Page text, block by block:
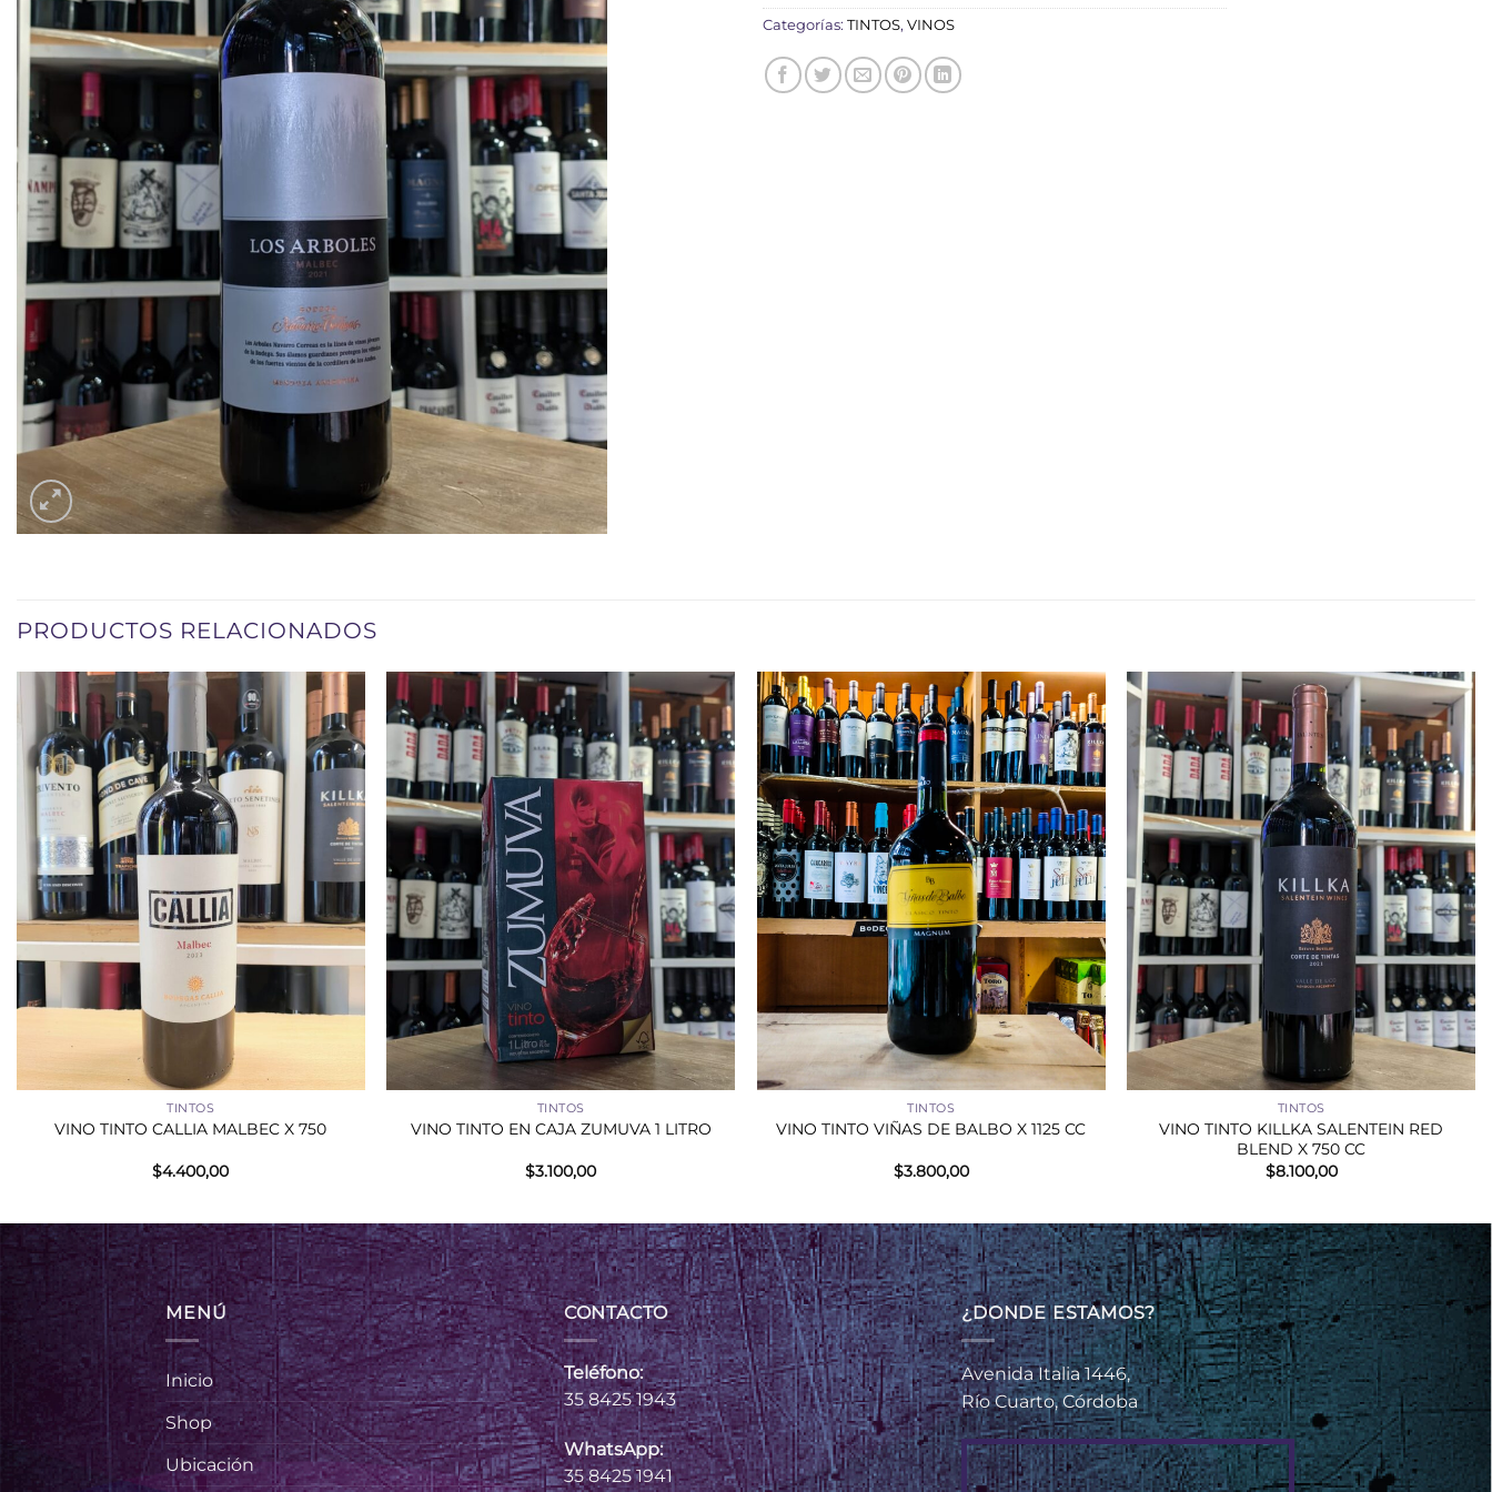
Categorías: TINTOS, VINOS
PRODUCTOS RELACIONADOS
TINTOS
VINO TINTO CALLIA MALBEC X 750
$4.400,00
TINTOS
VINO TINTO EN CAJA ZUMUVA 1 LITRO
$3.100,00
TINTOS
VINO TINTO VIÑAS DE BALBO X 1125 CC
$3.800,00
TINTOS
VINO TINTO KILLKA SALENTEIN RED
BLEND X 750 CC
$8.100,00
MENÚ
Inicio
Shop
Ubicación
CONTACTO
Teléfono:
35 8425 1943
WhatsApp:
35 8425 1941
¿DONDE ESTAMOS?
Avenida Italia 1446,
Río Cuarto, Córdoba